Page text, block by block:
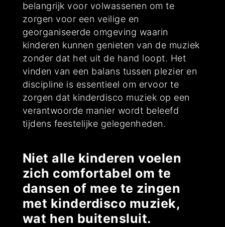
belangrijk voor volwassenen om te
zorgen voor een veilige en
georganiseerde omgeving waarin
kinderen kunnen genieten van de muziek
zonder dat het uit de hand loopt. Het
vinden van een balans tussen plezier en
discipline is essentieel om ervoor te
zorgen dat kinderdisco muziek op een
verantwoorde manier wordt beleefd
tijdens feestelijke gelegenheden.
Niet alle kinderen voelen
zich comfortabel om te
dansen of mee te zingen
met kinderdisco muziek,
wat hen buitensluit.